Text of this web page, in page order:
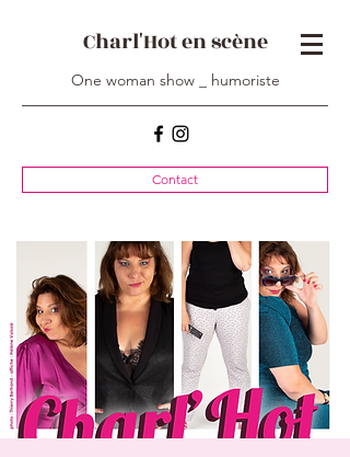
Charl'Hot en scène
One woman show _ humoriste
Contact